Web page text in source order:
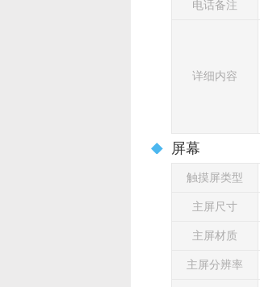
电话备注
详细内容
屏幕
触摸屏类型
主屏尺寸
主屏材质
主屏分辨率